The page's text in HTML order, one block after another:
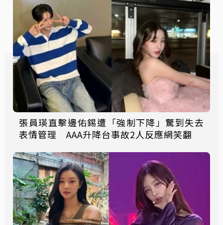
張員瑛直擊邊佑錫遭「強制下降」驚到失去
表情管理 AAA升降台事故2人反應網笑翻